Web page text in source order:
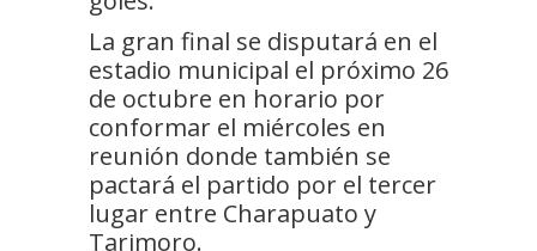
La gran final se disputará en el
estadio municipal el próximo 26
de octubre en horario por
conformar el miércoles en
reunión donde también se
pactará el partido por el tercer
lugar entre Charapuato y
Tarimoro.